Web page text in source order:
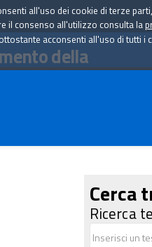
della
Cerca
Ricerca
all'uso dei cookie di terze
il consenso all'utilizzo consulta la
acconsenti all'uso di tutti i